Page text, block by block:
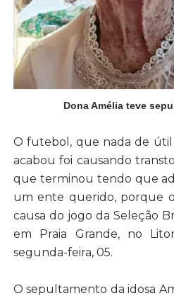
Dona Amélia teve
O futebol, que nada de útil
acabou foi causando
que terminou tendo que
um ente querido, porque
causa do jogo da Seleção
em Praia Grande, no
segunda-feira, 05.
O sepultamento da idosa